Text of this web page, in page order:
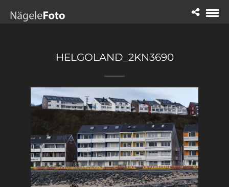
HELGOLAND_2KN3690